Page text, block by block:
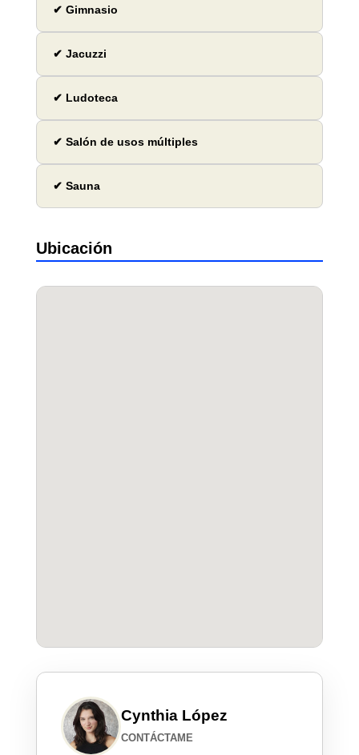
✔ Gimnasio
✔ Jacuzzi
✔ Ludoteca
✔ Salón de usos múltiples
✔ Sauna
Ubicación
Cynthia López
CONTÁCTAME